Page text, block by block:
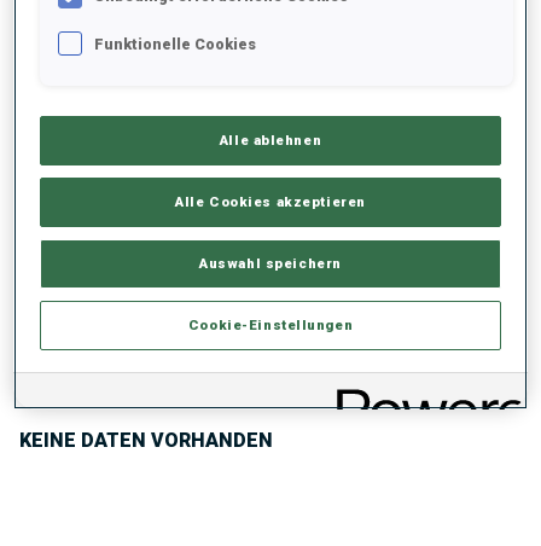
STEHENDSCHIESSEN
PERFORMANCE TREND
KEINE DATEN VORHANDEN
Funktionelle Cookies
Alle ablehnen
Alle Cookies akzeptieren
Auswahl speichern
Cookie-Einstellungen